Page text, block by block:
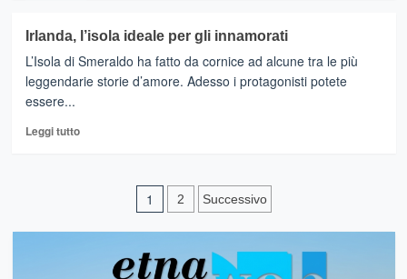
SICILY
Ardizzone
presidente
ARS
i
Irlanda, l’isola ideale per gli innamorati
L’Isola di Smeraldo ha fatto da cornice ad alcune tra le più
leggendarie storie d’amore. Adesso i protagonisti potete
essere...
Leggi tuttoLeggi
ideale
Paginazione
degli
articoli
1 2 Successivo